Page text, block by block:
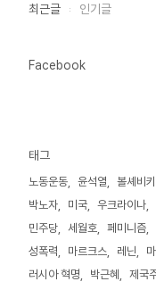
최근글 인기글
Facebook
태그
노동운동 윤석열 볼셰비키
박노자
미국 우크라이나
민주당
세월호 페미니즘
성폭력
마르크스 레닌
러시아 혁명
박근혜 제국